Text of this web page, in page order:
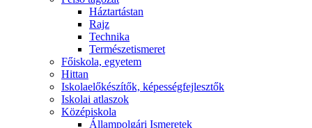
Háztartástan
Rajz
Technika
Természetismeret
Főiskola, egyetem
Hittan
Iskolaelőkészítők, képességfejlesztők
Iskolai atlaszok
Középiskola
Állampolgári Ismeretek